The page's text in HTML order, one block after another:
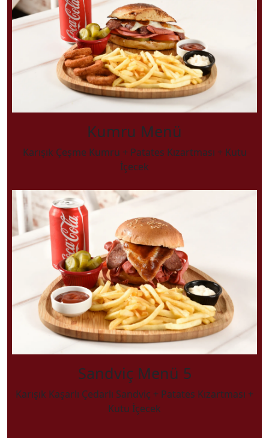
Kumru Menü
Karışık Çeşme Kumru + Patates Kızartması + Kutu
İçecek
Sandviç Menü 5
Karışık Kaşarlı Çedarlı Sandviç + Patates Kızartması +
Kutu İçecek